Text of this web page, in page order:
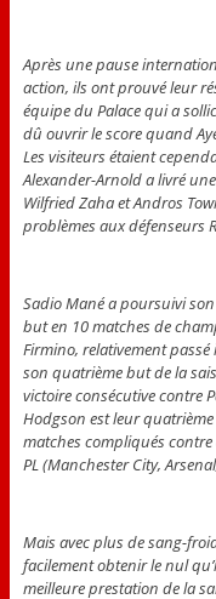
Après une pause
action, ils ont prouvé leur
équipe du Palace qui a
dû ouvrir le score quand
Les visiteurs étaient
Alexander-Arnold a livré
Wilfried Zaha et Andros
problèmes aux défenseurs
Sadio Mané a poursuivi
but en 10 matches de
Firmino, relativement
son quatrième but de la
victoire consécutive contre
Hodgson est leur
matches compliqués
PL (Manchester City,
Mais avec plus de sang-
facilement obtenir le nul
meilleure prestation de la